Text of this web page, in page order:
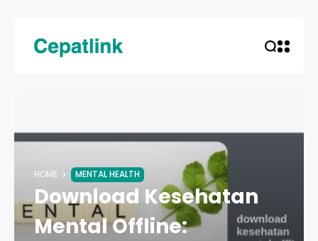
HOME MENTAL HEALTH
Download Kesehatan
Mental Offline: